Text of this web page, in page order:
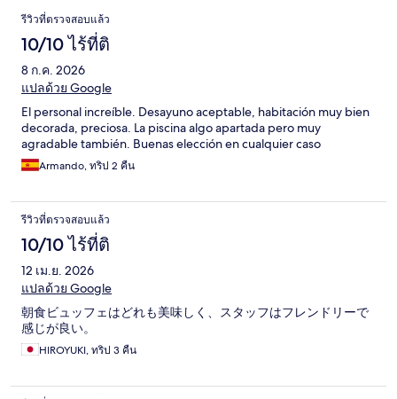
รีวิว
รีวิวที่ตรวจสอบแล้ว
10/10 ไร้ที่ติ
8 ก.ค. 2026
แปลด้วย Google
El personal increíble. Desayuno aceptable, habitación muy bien
decorada, preciosa. La piscina algo apartada pero muy
agradable también. Buenas elección en cualquier caso
Armando, ทริป 2 คืน
รีวิวที่ตรวจสอบแล้ว
10/10 ไร้ที่ติ
12 เม.ย. 2026
แปลด้วย Google
朝食ビュッフェはどれも美味しく、スタッフはフレンドリーで
感じが良い。
HIROYUKI, ทริป 3 คืน